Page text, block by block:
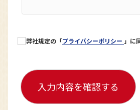
弊社規定の「プライバシーポリシー 」に